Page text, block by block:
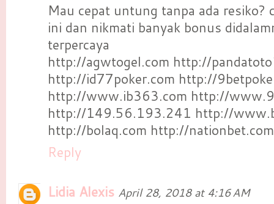
Mau cepat untung tanpa ada resiko?
ini dan nikmati banyak bonus
terpercaya
http://agwtogel.com http://
http://id77poker.com http://
http://www.ib363.com http://
http://149.56.193.241 http://
http://bolaq.com http://nationbet.com
Reply
Lidia Alexis April 28, 2018 at 4:16 AM